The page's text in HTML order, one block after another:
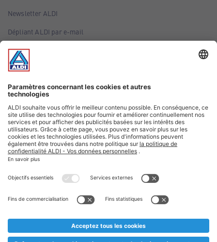
Newsletter ALDI
Dépliant ALDI par e-mail
Offres
Infos essentielles
Suivez ALDI Belgique
Textes marqués d'un astérisque et mentions légales
* Nous vendons ces articles temporairement et jusqu'à
au cas où, malgré le planning bien étudié, nous serions
prématurément en rupture de stock. Prix Recupel et TVA incl.
** Sur ce site, l’utilisation de la forme masculine a été adoptée